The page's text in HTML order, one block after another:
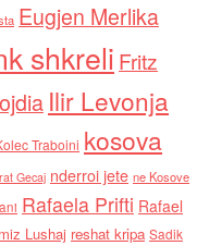
Eugjen Merlika
shkreli Fritz
Ilir Levonja
Traboini kosova
Gecaj nderroi jete ne Kosove
Rafaela Prifti Rafael
Lushaj reshat kripa Sadik